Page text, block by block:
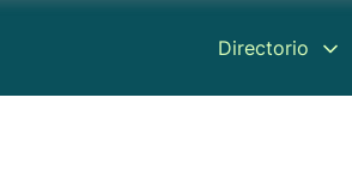
Directorio